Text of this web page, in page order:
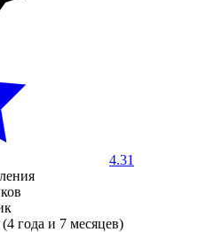
4.31
года и 7 месяцев)